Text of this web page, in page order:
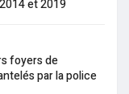
et 2019
foyers de
par la police